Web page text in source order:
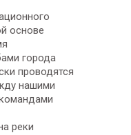
основе
города
проводятся
нашими
реки